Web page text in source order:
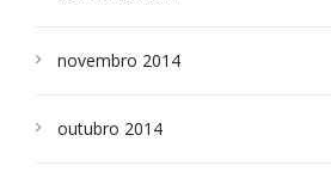
novembro 2014
outubro 2014